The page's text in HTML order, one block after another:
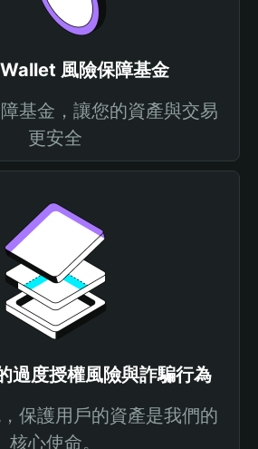
風險保障基金
基金，讓您的資產與交易
更安全
過度授權風險與詐騙行為
保護用戶的資產是我們的
核心使命。